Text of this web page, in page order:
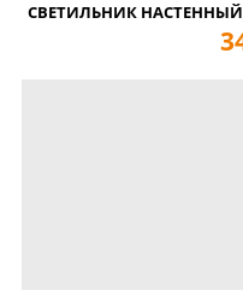
СВЕТИЛЬНИК НАСТЕННЫЙ